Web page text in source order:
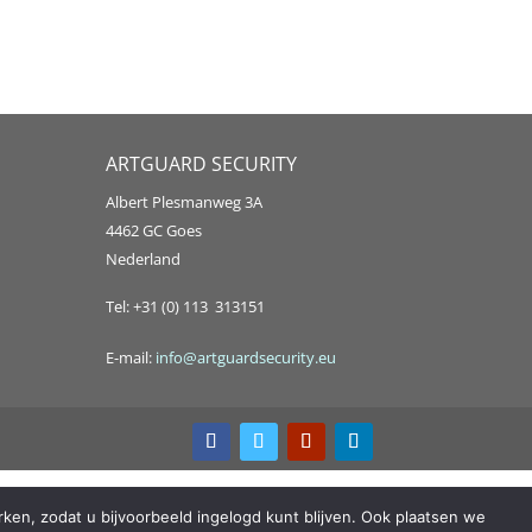
ARTGUARD SECURITY
Albert Plesmanweg 3A
4462 GC Goes
Nederland
Tel: +31 (0) 113 313151
E-mail: info@artguardsecurity.eu
zodat u bijvoorbeeld ingelogd kunt blijven. Ook plaatsen we